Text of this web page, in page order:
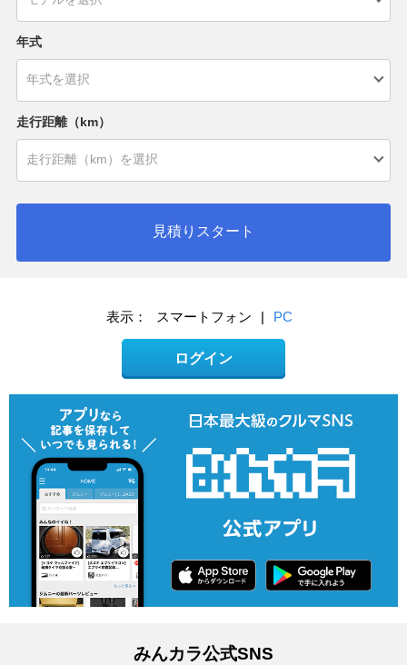
年式
走行距離（km）
見積りスタート
表示： スマートフォン | PC
ログイン
みんカラ公式SNS